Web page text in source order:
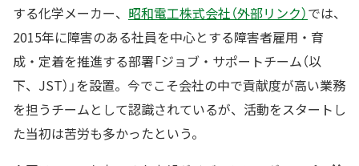
する化学メーカー、 昭和電工株式会社（外部リンク）では、
2015年に障害のある社員を中心とする障害者雇用・育
成・定着を推進する部署「ジョブ・サポートチーム（以
下、JST）」を設置。今でこそ会社の中で貢献度が高い業務
を担うチームとして認識されているが、活動をスタートし
た当初は苦労も多かったという。